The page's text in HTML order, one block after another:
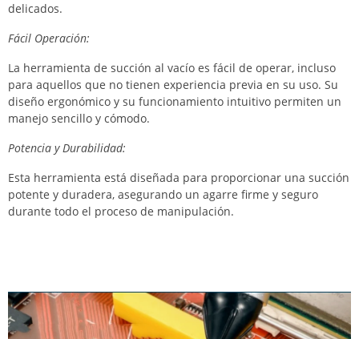
delicados.
Fácil Operación:
La herramienta de succión al vacío es fácil de operar, incluso
para aquellos que no tienen experiencia previa en su uso. Su
diseño ergonómico y su funcionamiento intuitivo permiten un
manejo sencillo y cómodo.
Potencia y Durabilidad:
Esta herramienta está diseñada para proporcionar una succión
potente y duradera, asegurando un agarre firme y seguro
durante todo el proceso de manipulación.